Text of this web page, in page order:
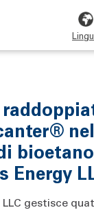
Energy
LLC gestisce